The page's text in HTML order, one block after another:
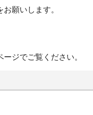
願いします。
ジでご覧ください。